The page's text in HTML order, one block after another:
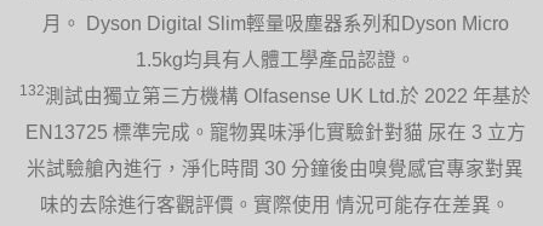
月。 Dyson Digital Slim輕量吸塵器系列和Dyson Micro
1.5kg均具有人體工學產品認證。
132測試由獨立第三方機構 Olfasense UK Ltd.於 2022 年基於
EN13725 標準完成。寵物異味淨化實驗針對貓 尿在 3 立方
米試驗艙內進行，淨化時間 30 分鐘後由嗅覺感官專家對異
味的去除進行客觀評價。實際使用 情況可能存在差異。